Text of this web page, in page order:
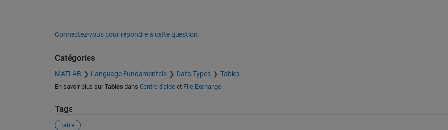
Connectez-vous pour répondre à cette question.
Catégories
MATLAB Language Fundamentals Data Types Tables
En savoir plus sur Tables dans Centre d'aideet File Exchange
Tags
table